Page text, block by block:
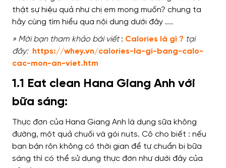
» Mời bạn tham khảo bài viết: Calories là gì ? tại
đây: https://whey.vn/calories-la-gi-bang-calo-
cac-mon-an-viet.htm
1.1 Eat clean Hana Giang Anh với
bữa sáng:
Thực đơn của Hana Giang Anh là dụng sữa không
đường, một quả chuối và gói nuts. Cô cho biết : nếu
bạn bận rộn không có thời gian để tự chuẩn bị bữa
sáng thì có thể sử dụng thực đơn như dưới đây của